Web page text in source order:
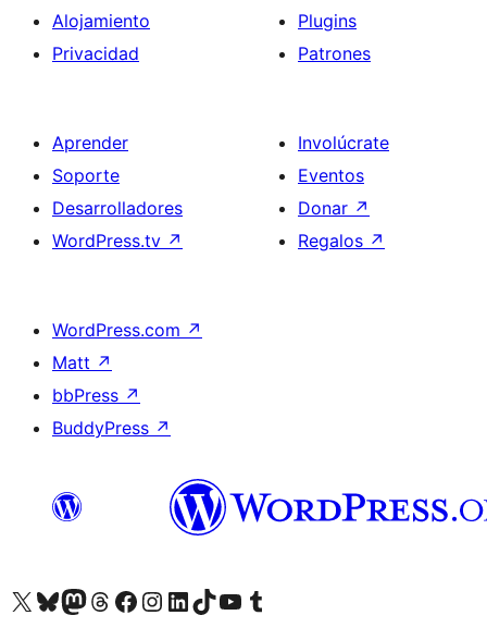
Alojamiento
Privacidad
Plugins
Patrones
Aprender
Soporte
Desarrolladores
WordPress.tv ↗
Involúcrate
Eventos
Donar ↗
Regalos ↗
WordPress.com ↗
Matt ↗
bbPress ↗
BuddyPress ↗
Visita nuestra cuenta de X (anteriormente Twitter)
Visita nuestra cuenta de Bluesky
Visita nuestra cuenta de Mastodon
Visita nuestra cuenta de Threads
Visita nuestra página de Facebook
Visita nuestra cuenta de Instagram
Visita nuestra cuenta de LinkedIn
Visita nuestra cuenta de TikTok
Visita nuestro canal de YouTube
Visita nuestra cuenta de Tumblr